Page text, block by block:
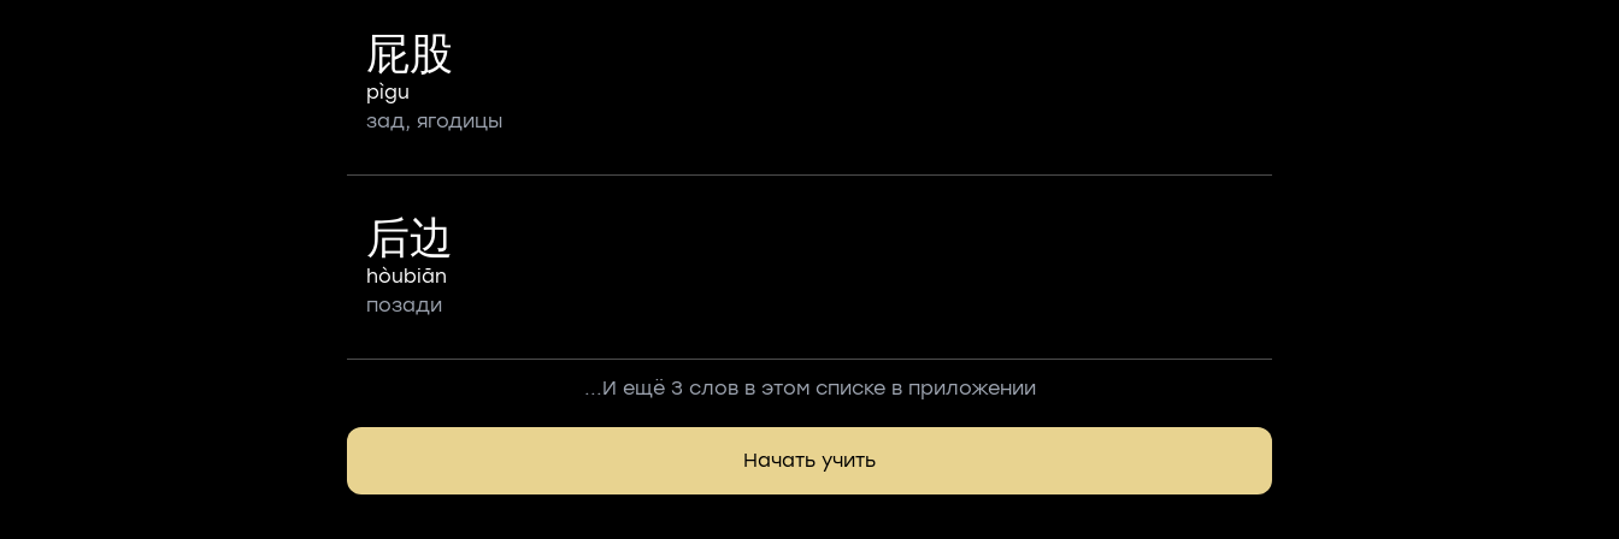
屁股
pìgu
зад, ягодицы
后边
hòubiān
позади
...И ещё 3 слов в этом списке в приложении
Начать учить